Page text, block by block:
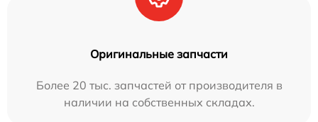
Оригинальные запчасти
Более 20 тыс. запчастей от производителя в
наличии на собственных складах.